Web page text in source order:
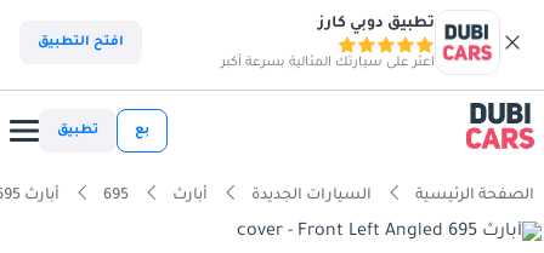
تطبيق دوبي كارز
اعثر على سيارتك المثالية بسرعة أكبر
افتح التطبيق
بع تطبيق
الصفحة الرئيسية السيارات الجديدة أبارث 695 أبارث 695 1.4T Rivale (قابلة للتحويل)